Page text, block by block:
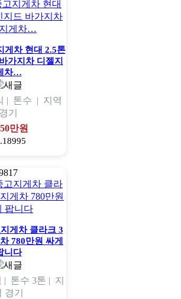
게차 현대 2.5톤
가지차 디젤지
차…
| 톤수 | 지역
경기
만원
게차 클라크 3
780만원 싸게
니다
| 톤수 3톤 | 지
경기